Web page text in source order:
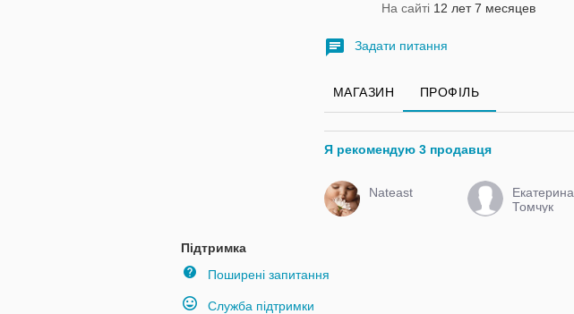
На сайті 12 лет 7 месяцев
Задати питання
МАГАЗИН ПРОФІЛЬ
Я рекомендую 3 продавця
Nateast
Екатерина
Томчук
Підтримка
Поширені запитання
Служба підтримки